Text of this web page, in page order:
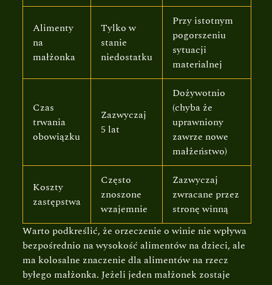
Alimenty
na
małżonka
Tylko w
stanie
niedostatku
Przy istotnym
pogorszeniu
sytuacji
materialnej
Czas
trwania
obowiązku
Zazwyczaj
5 lat
Dożywotnio
(chyba że
uprawniony
zawrze nowe
małżeństwo)
Koszty
zastępstwa
Często
znoszone
wzajemnie
Zazwyczaj
zwracane przez
stronę winną
Warto podkreślić, że orzeczenie o winie nie wpływa
bezpośrednio na wysokość alimentów na dzieci, ale
ma kolosalne znaczenie dla alimentów na rzecz
byłego małżonka. Jeżeli jeden małżonek zostaje